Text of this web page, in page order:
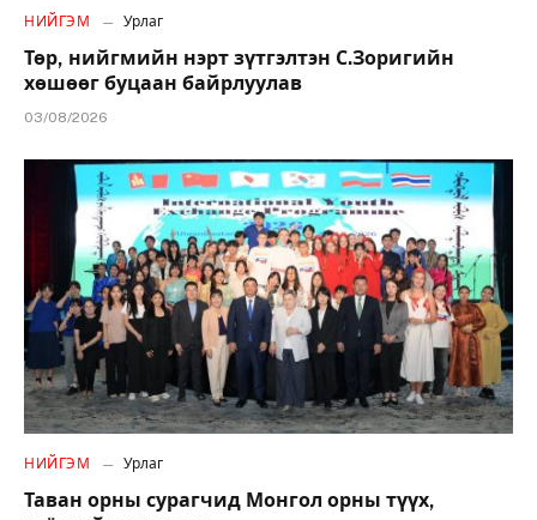
НИЙГЭМ Урлаг
Төр, нийгмийн нэрт зүтгэлтэн С.Зоригийн
хөшөөг буцаан байрлуулав
03/08/2026
НИЙГЭМ Урлаг
Таван орны сурагчид Монгол орны түүх,